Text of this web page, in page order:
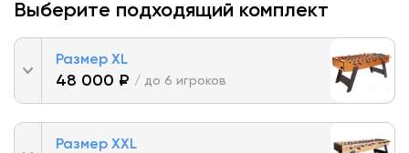
Выберите подходящий комплект
Размер XL
48 000 ₽ / до 6 игроков
Размер XXL